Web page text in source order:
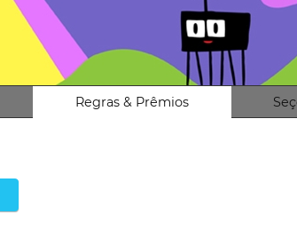
Regras & Prêmios